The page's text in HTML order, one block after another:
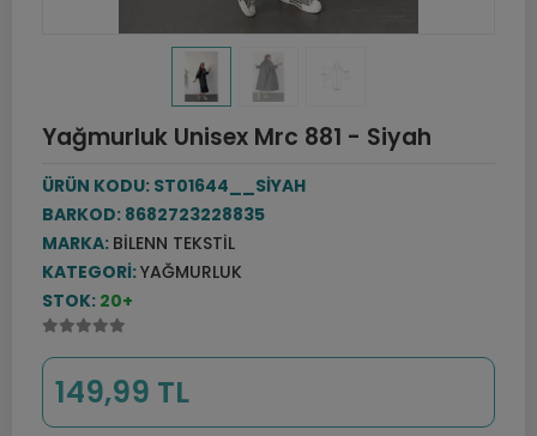
Yağmurluk Unisex Mrc 881 - Siyah
ÜRÜN KODU: ST01644__SİYAH
BARKOD: 8682723228835
MARKA: BILENN TEKSTIL
KATEGORI:YAĞMURLUK
STOK: 20+
149,99 TL